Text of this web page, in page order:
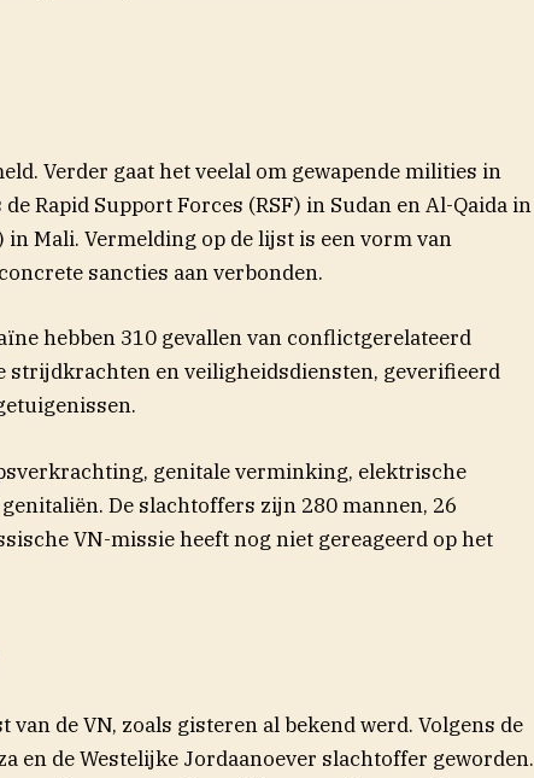
Verder gaat het veelal om gewapende milities in
Rapid Support Forces (RSF) in Sudan en Al-Qaida in
Mali. Vermelding op de lijst is een vorm van
sancties aan verbonden.
hebben 310 gevallen van conflictgerelateerd
strijdkrachten en veiligheidsdiensten, geverifieerd
genitale verminking, elektrische
De slachtoffers zijn 280 mannen, 26
VN-missie heeft nog niet gereageerd op het
van de VN, zoals gisteren al bekend werd. Volgens de
en de Westelijke Jordaanoever slachtoffer geworden.